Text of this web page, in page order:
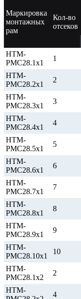
Маркировка
монтажных
рам
Кол-во
отсеков
НТМ-
РМС28.1х1
1
НТМ-
РМС28.2х1
2
НТМ-
РМС28.3х1
3
НТМ-
РМС28.4х1
4
НТМ-
РМС28.5х1
5
НТМ-
РМС28.6х1
6
НТМ-
РМС28.7х1
7
НТМ-
РМС28.8х1
8
НТМ-
РМС28.9х1
9
НТМ-
РМС28.10х1
10
НТМ-
РМС28.1х2
2
НТМ-
4